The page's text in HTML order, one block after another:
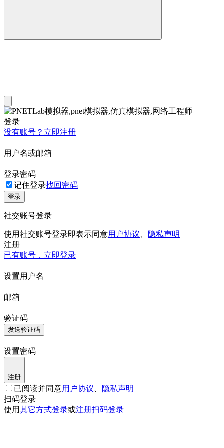
登录
没有账号？立即注册
用户名或邮箱
登录密码
记住登录找回密码
登录
社交账号登录
使用社交账号登录即表示同意用户协议
隐私声明
注册
已有账号，立即登录
设置用户名
邮箱
验证码
发送验证码
设置密码
注册
已阅读并同意用户协议
隐私声明
扫码登录
使用其它方式登录或注册扫码登录